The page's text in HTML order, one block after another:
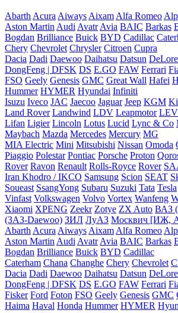
Abarth Acura Aiways Aixam Alfa Romeo
Aston Martin Audi Avatr Avia BAIC Barkas
Bogdan Brilliance Buick BYD Cadillac
Chery Chevrolet Chrysler Citroen Cupra
Dacia Dadi Daewoo Daihatsu Datsun
DongFeng | DFSK DS E.GO FAW Ferrari
FSO Geely Genesis GMC Great Wall Hafei
Hummer HYMER Hyundai Infiniti
Isuzu Iveco JAC Jaecoo Jaguar Jeep KGM
Land Rover Landwind LDV Leapmotor
Lifan Ligier Lincoln Lotus Lucid Lync & Co
Maybach Mazda Mercedes Mercury MG
MIA Electric Mini Mitsubishi Nissan Omoda
Piaggio Polestar Pontiac Porsche Proton
Rover Ravon Renault Rolls-Royce Rover
Iran Khodro / IKCO Samsung Scion SEAT
Soueast SsangYong Subaru Suzuki Tata Tesla
Vinfast Volkswagen Volvo Vortex Wanfeng
Xiaomi XPENG Zeekr Zotye ZX Auto ВАЗ
(ЗАЗ-Daewoo) ЗИЛ ЛуАЗ Москвич [ИЖ,
Abarth Acura Aiways Aixam Alfa Romeo
Aston Martin Audi Avatr Avia BAIC Barkas
Bogdan Brilliance Buick BYD Cadillac
Caterham Chana Changhe Chery Chevrolet
Dacia Dadi Daewoo Daihatsu Datsun
DongFeng | DFSK DS E.GO FAW Ferrari
Fisker Ford Foton FSO Geely Genesis GMC
Haima Haval Honda Hummer HYMER